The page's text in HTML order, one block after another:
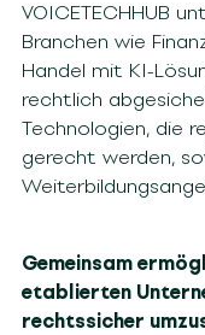
VOICETECHHUB
Branchen wie
Handel mit KI-
rechtlich
Technologien, die
gerecht werden,
Gemeinsam
etablierten
rechtssicher